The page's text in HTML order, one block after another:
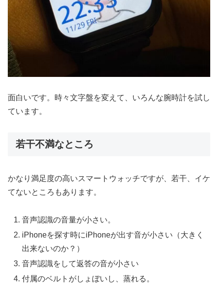
面白いです。時々文字盤を変えて、いろんな腕時計を試し
ています。
若干不満なところ
かなり満足度の高いスマートウォッチですが、若干、イケ
てないところもあります。
音声認識の音量が小さい。
iPhoneを探す時にiPhoneが出す音が小さい（大きく
出来ないのか？）
音声認識をして返答の音が小さい
付属のベルトがしょぼいし、蒸れる。